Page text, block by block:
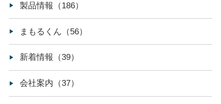
製品情報（186）
まもるくん（56）
新着情報（39）
会社案内（37）